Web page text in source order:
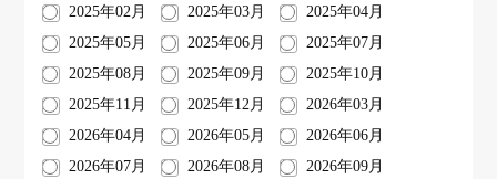
2025年02月
2025年03月
2025年04月
2025年05月
2025年06月
2025年07月
2025年08月
2025年09月
2025年10月
2025年11月
2025年12月
2026年03月
2026年04月
2026年05月
2026年06月
2026年07月
2026年08月
2026年09月